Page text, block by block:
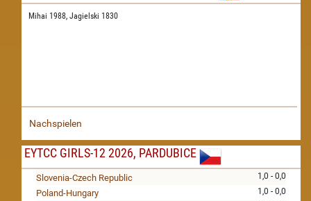
Mihai 1988, Jagielski 1830
Nachspielen
EYTCC GIRLS-12 2026, PARDUBICE
1,0 - 0,0
Slovenia-Czech Republic
1,0 - 0,0
Poland-Hungary